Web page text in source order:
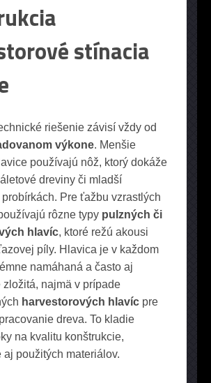
stínacia
riešenie závisí vždy od
výkone. Menšie
používajú nôž, ktorý dokáže
dreviny či mladší
Pre ťažbu vzrastlých
rôzne typy pulzných či
hlavíc, ktoré režú akousi
píly. Hlavica je v každom
namáhaná a často aj
zložitá, najmä v prípade
harvestorových hlavíc pre
dreva. To kladie
na kvalitu konštrukcie,
aj použitých materiálov.